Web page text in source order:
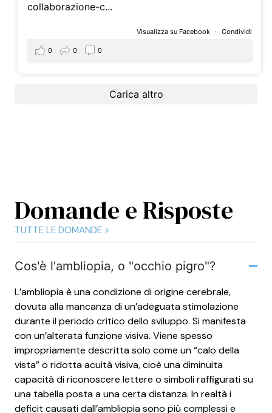
collaborazione-c...
Visualizza su Facebook · Condividi
0 0 0
Carica altro
Domande e Risposte
TUTTE LE DOMANDE >
Cos'è l'ambliopia, o "occhio pigro"?
L’ambliopia è una condizione di origine cerebrale,
dovuta alla mancanza di un’adeguata stimolazione
durante il periodo critico dello sviluppo. Si manifesta
con un’alterata funzione visiva. Viene spesso
impropriamente descritta solo come un “calo della
vista” o ridotta acuità visiva, cioè una diminuita
capacità di riconoscere lettere o simboli raffigurati su
una tabella posta a una certa distanza. In realtà i
deficit causati dall’ambliopia sono più complessi e